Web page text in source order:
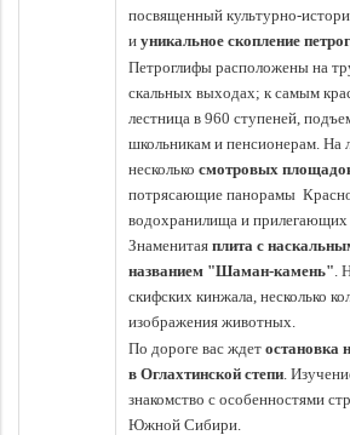
посвященный культурно-
и уникальное скопление
Петроглифы расположены на
скальных выходах; к самым
лестница в 960 ступеней,
школьникам и пенсионерам. На
несколько смотровых
потрясающие панорамы
водохранилища и прилегающих
Знаменитая плита с
названием "Шаман-камень".
скифских кинжала, несколько
изображения животных.
По дороге вас ждет остановка
в Оглахтинской степи.
знакомство с особенностями
Южной Сибири.